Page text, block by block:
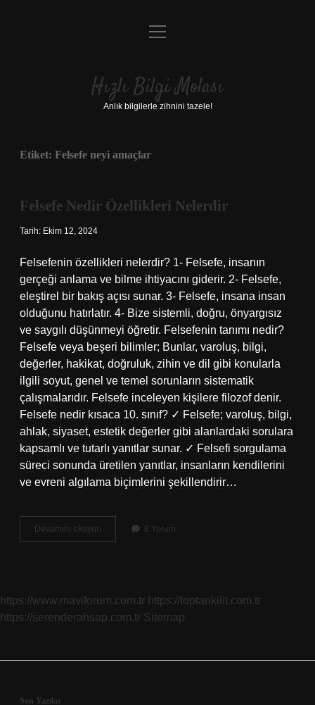
Anasayfa
Yasal Uyarı
menüyü
Hızlı Bilgi Molası
Anlık bilgilerle zihnini tazele!
Etiket: Felsefe neyi amaçlar
Felsefe Nedir Özellikleri Nelerdir
Tarih: Ekim 12, 2024
Felsefenin özellikleri nelerdir? 1- Felsefe, insanın
gerçeği anlama ve bilme ihtiyacını giderir. 2- Felsefe,
eleştirel bir bakış açısı sunar. 3- Felsefe, insana insan
olduğunu hatırlatır. 4- Bize sistemli, doğru, önyargısız
ve saygılı düşünmeyi öğretir. Felsefenin tanımı nedir?
Felsefe veya beşeri bilimler; Bunlar, varoluş, bilgi,
değerler, hakikat, doğruluk, zihin ve dil gibi konularla
ilgili soyut, genel ve temel sorunların sistematik
çalışmalarıdır. Felsefe inceleyen kişilere filozof denir.
Felsefe nedir kısaca 10. sınıf? ✓ Felsefe; varoluş, bilgi,
ahlak, siyaset, estetik değerler gibi alanlardaki sorulara
kapsamlı ve tutarlı yanıtlar sunar. ✓ Felsefi sorgulama
süreci sonunda üretilen yanıtlar, insanların kendilerini
ve evreni algılama biçimlerini şekillendirir…
Devamını okuyun
Nedir
8 Yorum
https://www.maviforum.com.tr https://toptankilit.com.tr
https://serenderahsap.com.tr Sitemap
Son Yazılar